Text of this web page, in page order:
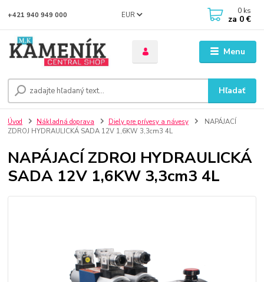
Menu
EUR
Hľadať
+421 940 949 000 0 ks
za 0 €
Úvod Nákladná doprava Diely pre prívesy a návesy
NAPÁJACÍ
ZDROJ HYDRAULICKÁ SADA 12V 1,6KW 3,3cm3 4L
NAPÁJACÍ ZDROJ HYDRAULICKÁ
SADA 12V 1,6KW 3,3cm3 4L